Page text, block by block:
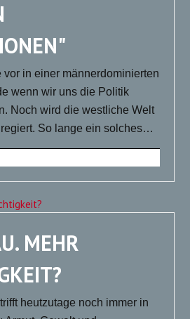
in einer männerdominierten
wenn wir uns die Politik
Noch wird die westliche Welt
So lange ein solches…
MEHR
heutzutage noch immer in